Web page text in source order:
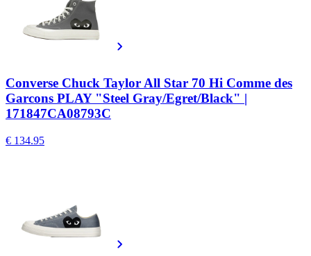
Converse Chuck Taylor All Star 70 Hi Comme des
Garcons PLAY "Steel Gray/Egret/Black" |
171847CA08793C
€ 134.95